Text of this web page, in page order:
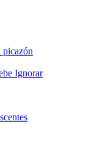
picazón
Ignorar